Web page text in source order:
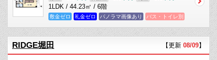
1LDK / 44.23㎡ / 6階
敷金ゼロ 礼金ゼロ パノラマ画像あり バス・トイレ別
RIDGE堀田 【更新 08/09】